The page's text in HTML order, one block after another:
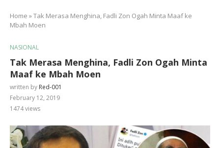
Home »Tak Merasa Menghina, Fadli Zon Ogah Minta Maaf ke
Mbah Moen
NASIONAL
Tak Merasa Menghina, Fadli Zon Ogah Minta
Maaf ke Mbah Moen
written by Red-001
February 12, 2019
1474views